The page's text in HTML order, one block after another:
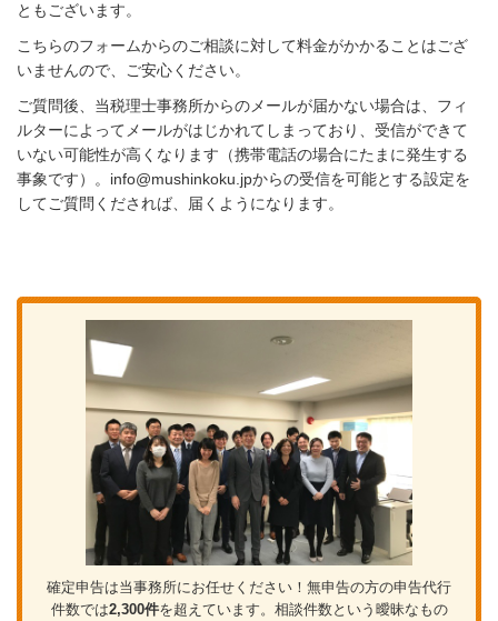
ともございます。
こちらのフォームからのご相談に対して料金がかかることはござ
いませんので、ご安心ください。
ご質問後、当税理士事務所からのメールが届かない場合は、フィ
ルターによってメールがはじかれてしまっており、受信ができて
いない可能性が高くなります（携帯電話の場合にたまに発生する
事象です）。info@mushinkoku.jpからの受信を可能とする設定を
してご質問くだされば、届くようになります。
確定申告は当事務所にお任せください！無申告の方の申告代行
件数では2,300件を超えています。相談件数という曖昧なもの